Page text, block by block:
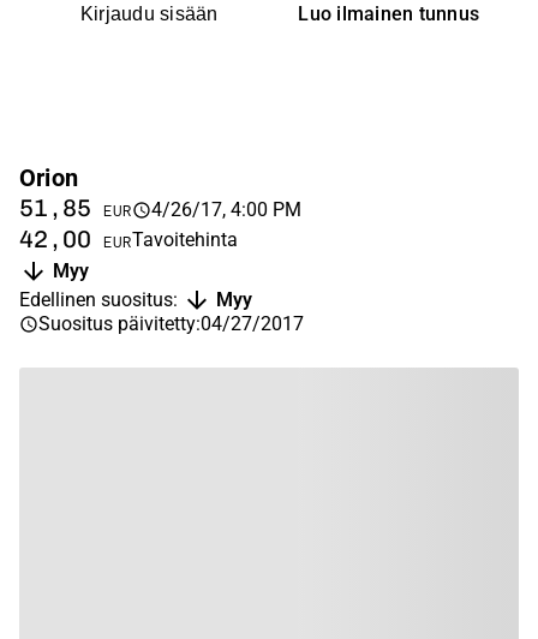
Kirjaudu sisään Luo ilmainen tunnus
Orion
51,85 EUR 4/26/17, 4:00 PM
42,00 EURTavoitehinta
Myy
Edellinen suositus:
Myy
Suositus päivitetty:04/27/2017